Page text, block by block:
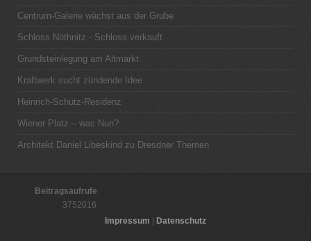
Centrum-Galerie wächst aus der Grube
Schloss Nöthnitz - Schloss verkauft
Grundsteinlegung am Altmarkt
Kraftwerk sucht zündende Idee
Heinrich-Schütz-Residenz
Wiener Platz – was Nun?
Architekt Daniel Libeskind zu Dresdner Themen
Beitragsaufrufe
3752016
Impressum | Datenschutz